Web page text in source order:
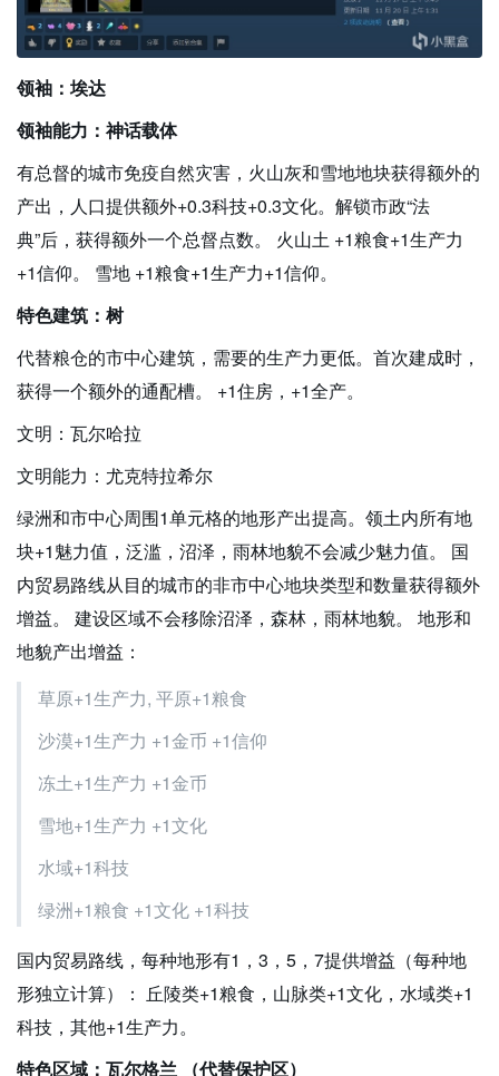
领袖：埃达
领袖能力：神话载体
有总督的城市免疫自然灾害，火山灰和雪地地块获得额外的
产出，人口提供额外+0.3科技+0.3文化。解锁市政“法
典”后，获得额外一个总督点数。 火山土 +1粮食+1生产力
+1信仰。 雪地 +1粮食+1生产力+1信仰。
特色建筑：树
代替粮仓的市中心建筑，需要的生产力更低。首次建成时，
获得一个额外的通配槽。 +1住房，+1全产。
文明：瓦尔哈拉
文明能力：尤克特拉希尔
绿洲和市中心周围1单元格的地形产出提高。领土内所有地
块+1魅力值，泛滥，沼泽，雨林地貌不会减少魅力值。 国
内贸易路线从目的城市的非市中心地块类型和数量获得额外
增益。 建设区域不会移除沼泽，森林，雨林地貌。 地形和
地貌产出增益：
草原+1生产力, 平原+1粮食
沙漠+1生产力 +1金币 +1信仰
冻土+1生产力 +1金币
雪地+1生产力 +1文化
水域+1科技
绿洲+1粮食 +1文化 +1科技
国内贸易路线，每种地形有1，3，5，7提供增益（每种地
形独立计算）： 丘陵类+1粮食，山脉类+1文化，水域类+1
科技，其他+1生产力。
特色区域：瓦尔格兰 （代替保护区）